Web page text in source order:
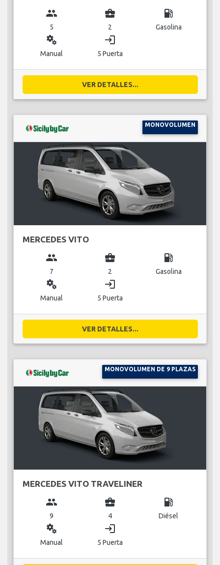
group
5
business_center
2
local_gas_station
Gasolina
miscellaneous_services
Manual
login
5 Puerta
VER DETALLES...
MONOVOLUMEN
MERCEDES VITO
group
7
business_center
2
local_gas_station
Gasolina
miscellaneous_services
Manual
login
5 Puerta
VER DETALLES...
MONOVOLUMEN DE 9 PLAZAS
MERCEDES VITO TRAVELINER
group
9
business_center
4
local_gas_station
Diésel
miscellaneous_services
Manual
login
5 Puerta